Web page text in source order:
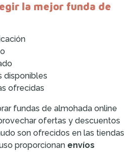
la mejor funda de
disponibles
ofrecidas
fundas de almohada online
ofertas y descuentos
son ofrecidos en las tiendas
proporcionan envíos